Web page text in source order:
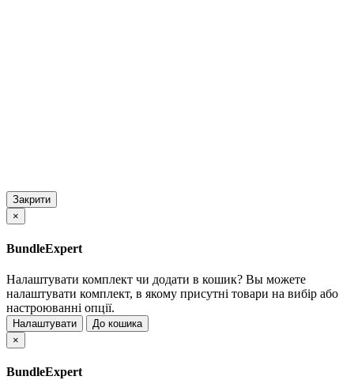
Закрити
×
BundleExpert
Налаштувати комплект чи додати в кошик? Вы можете
налаштувати комплект, в якому присутні товари на вибір або
настроюванні опції.
Налаштувати
До кошика
×
BundleExpert